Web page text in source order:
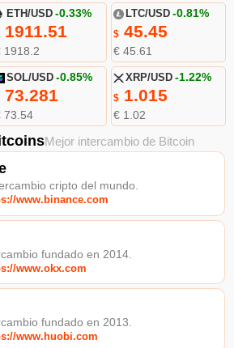
ETH/USD -0.33%
1911.51
1918.2
LTC/USD -0.81%
$45.45
€ 45.61
SOL/USD -0.85%
73.281
73.54
XRP/USD -1.22%
$1.015
€ 1.02
Mejor intercambio de Bitcoin
cripto del mundo.
www.binance.com
fundado en 2014.
www.okx.com
fundado en 2013.
www.huobi.com